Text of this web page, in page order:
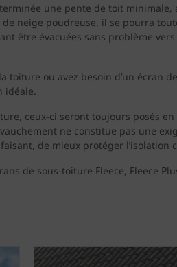
une pente de toit minimale,
neige poudreuse, il se pourra
être évacuées sans problème
ou avez besoin d’un écran
idéale.
ceux-ci seront toujours posés
ne constitue pas une
de mieux protéger l’isolation
de sous-toiture Fleece, Fleece